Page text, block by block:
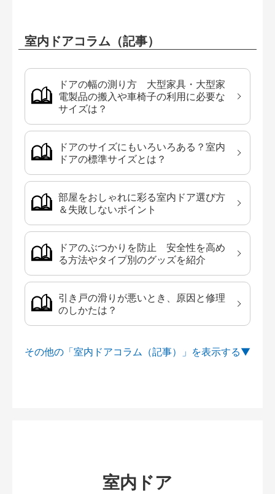
室内ドアコラム（記事）
ドアの幅の測り方 大型家具・大型家
電製品の搬入や車椅子の利用に必要な
サイズは？
ドアのサイズにもいろいろある？室内
ドアの標準サイズとは？
部屋をおしゃれに彩る室内ドア選び方
＆失敗しないポイント
ドアのぶつかりを防止 安全性を高め
る方法やタイプ別のグッズを紹介
引き戸の滑りが悪いとき、原因と修理
のしかたは？
その他の「室内ドアコラム（記事）」を
室内ドア